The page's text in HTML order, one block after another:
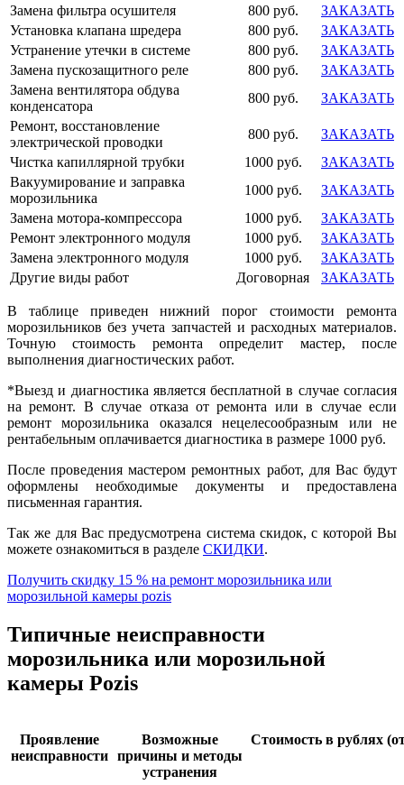
Замена фильтра осушителя 800 руб.
ЗАКАЗАТЬ
Установка клапана шредера
800 руб.
ЗАКАЗАТЬ
Устранение утечки в системе
800 руб.
ЗАКАЗАТЬ
Замена пускозащитного реле
800 руб.
ЗАКАЗАТЬ
Замена вентилятора обдува
конденсатора
800 руб.
ЗАКАЗАТЬ
Ремонт, восстановление
электрической проводки
800 руб.
ЗАКАЗАТЬ
Чистка капиллярной трубки
1000 руб.
ЗАКАЗАТЬ
Вакуумирование и заправка
морозильника
1000 руб.
ЗАКАЗАТЬ
Замена мотора-компрессора
1000 руб.
ЗАКАЗАТЬ
Ремонт электронного модуля
1000 руб.
ЗАКАЗАТЬ
Замена электронного модуля
1000 руб.
ЗАКАЗАТЬ
Другие виды работ
Договорная ЗАКАЗАТЬ
В таблице приведен нижний порог стоимости ремонта
морозильников без учета запчастей и расходных материалов.
Точную стоимость ремонта определит мастер, после
выполнения диагностических работ.
*Выезд и диагностика является бесплатной в случае согласия
на ремонт. В случае отказа от ремонта или в случае если
ремонт морозильника оказался нецелесообразным или не
рентабельным оплачивается диагностика в размере 1000 руб.
После проведения мастером ремонтных работ, для Вас будут
оформлены необходимые документы и предоставлена
письменная гарантия.
Так же для Вас предусмотрена система скидок, с которой Вы
можете ознакомиться в разделе СКИДКИ.
Получить скидку 15 % на ремонт морозильника или
морозильной камеры pozis
Типичные неисправности
морозильника или морозильной
камеры Pozis
Проявление
неисправности
Возможные
причины и методы
устранения
Стоимость в рублях